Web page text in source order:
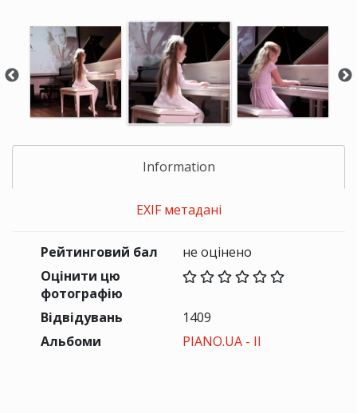
Information
EXIF метадані
Рейтинговий бал
не оцінено
Оцінити цю
фотографію
Відвідувань
1409
Альбоми
PIANO.UA - II